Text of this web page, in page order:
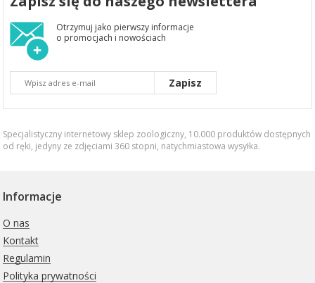
Otrzymuj jako pierwszy informacje
o promocjach i nowościach
Zapisz
Specjalistyczny internetowy sklep zoologiczny, 10.000 produktów dostępnych
od ręki, jedyny ze zdjęciami 360 stopni, natychmiastowa wysyłka.
Informacje
O nas
Kontakt
Regulamin
Polityka prywatności